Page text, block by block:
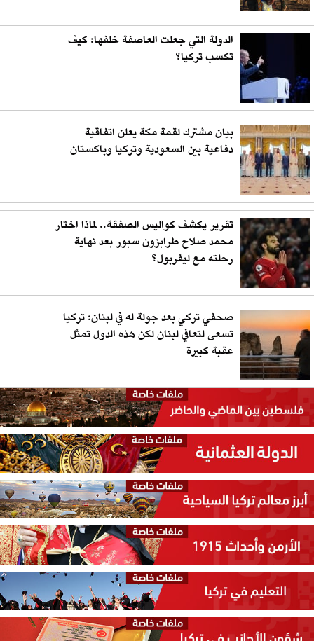
الدولة التي جعلت العاصفة خلفها: كيف
تكسب تركيا؟
بيان مشترك لقمة مكة يعلن اتفاقية
دفاعية بين السعودية وتركيا وباكستان
تقرير يكشف كواليس الصفقة.. لماذا اختار
محمد صلاح طرابزون سبور بعد نهاية
رحلته مع ليفربول؟
صحفي تركي بعد جولة له في لبنان: تركيا
تسعى لتعافي لبنان لكن هذه الدول تمثل
عقبة كبيرة